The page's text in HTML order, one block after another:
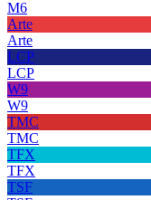
M6
Arte
Arte
LCP
LCP
W9
W9
TMC
TMC
TFX
TFX
TSF